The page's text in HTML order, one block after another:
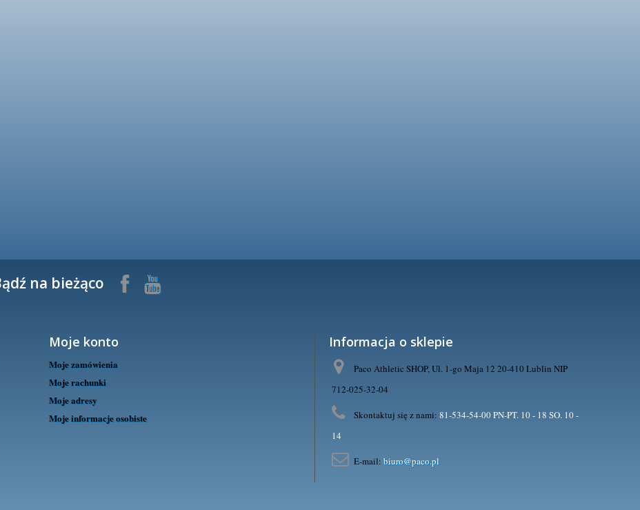
na bieżąco
Moje konto
Moje zamówienia
Moje rachunki
Moje adresy
Moje informacje osobiste
Informacja o sklepie
Paco Athletic SHOP, Ul. 1-go Maja 12 20-410 Lublin NIP
712-025-32-04
Skontaktuj się z nami: 81-534-54-00 PN-PT. 10 - 18 SO. 10 -
14
E-mail: biuro@paco.pl